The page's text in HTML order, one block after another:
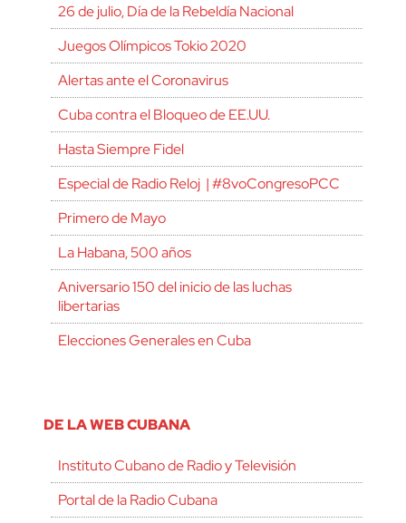
26 de julio, Día de la Rebeldía Nacional
Juegos Olímpicos Tokio 2020
Alertas ante el Coronavirus
Cuba contra el Bloqueo de EE.UU.
Hasta Siempre Fidel
Especial de Radio Reloj | #8voCongresoPCC
Primero de Mayo
La Habana, 500 años
Aniversario 150 del inicio de las luchas
libertarias
Elecciones Generales en Cuba
DE LA WEB CUBANA
Instituto Cubano de Radio y Televisión
Portal de la Radio Cubana